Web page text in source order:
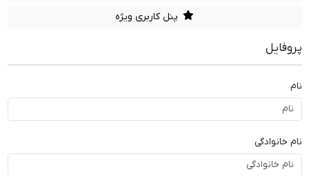
پنل کاربری ویژه
پروفایل
نام
نام خانوادگی